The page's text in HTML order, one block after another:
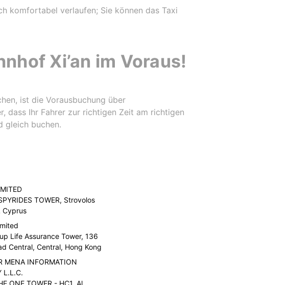
komfortabel verlaufen; Sie können das Taxi
Xi’an im Voraus!
ist die Vorausbuchung über
dass Ihr Fahrer zur richtigen Zeit am richtigen
gleich buchen.
TOWER, Strovolos
Cyprus
Life Assurance Tower, 136
Central, Central, Hong Kong
MENA INFORMATION
L.L.C.